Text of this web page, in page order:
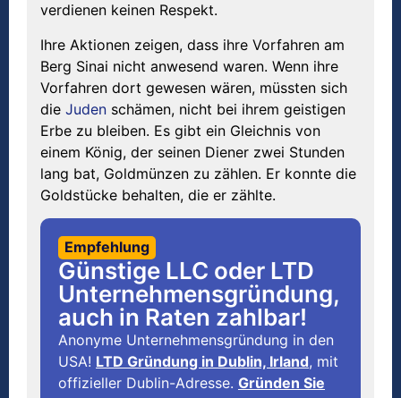
verdienen keinen Respekt.
Ihre Aktionen zeigen, dass ihre Vorfahren am
Berg Sinai nicht anwesend waren. Wenn ihre
Vorfahren dort gewesen wären, müssten sich
die Juden schämen, nicht bei ihrem geistigen
Erbe zu bleiben. Es gibt ein Gleichnis von
einem König, der seinen Diener zwei Stunden
lang bat, Goldmünzen zu zählen. Er konnte die
Goldstücke behalten, die er zählte.
Empfehlung
Günstige LLC oder LTD
Unternehmensgründung,
auch in Raten zahlbar!
Anonyme Unternehmensgründung in den
USA! LTD Gründung in Dublin, Irland, mit
offizieller Dublin-Adresse. Gründen Sie